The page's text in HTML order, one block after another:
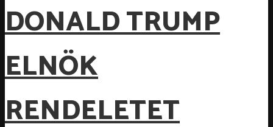
DONALD TRUMP
ELNÖK
RENDELETET